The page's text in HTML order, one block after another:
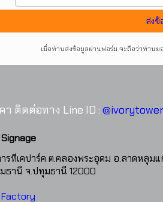
เมื่อท่านส่งข้อมูลผ่านฟอร์ม จะถือว่าท่านย
า ติดต่อทาง Line ID : @ivorytower
รทีเคปาร์ค ต.คลองพระอุดม อ.ลาดหลุม
ธานี จ.ปทุมธานี 12000
Factory